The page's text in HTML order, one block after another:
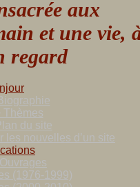
aux
et une vie,
regard
Thèmes
du site
les nouvelles d’un site
(1976-1999)